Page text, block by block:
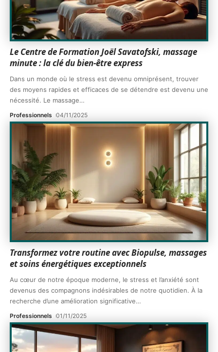
Le Centre de Formation Joël Savatofski, massage
minute : la clé du bien-être express
Dans un monde où le stress est devenu omniprésent, trouver
des moyens rapides et efficaces de se détendre est devenu une
nécessité. Le massage…
Professionnels 04/11/2025
Transformez votre routine avec Biopulse, massages
et soins énergétiques exceptionnels
Au cœur de notre époque moderne, le stress et l’anxiété sont
devenus des compagnons indésirables de notre quotidien. À la
recherche d’une amélioration significative…
Professionnels 01/11/2025